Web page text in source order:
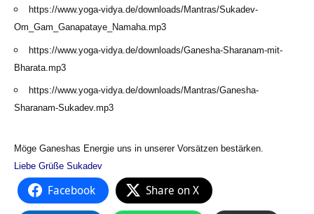
https://www.yoga-vidya.de/downloads/Mantras/Sukadev-
Om_Gam_Ganapataye_Namaha.mp3
https://www.yoga-vidya.de/downloads/Ganesha-Sharanam-mit-
Bharata.mp3
https://www.yoga-vidya.de/downloads/Mantras/Ganesha-
Sharanam-Sukadev.mp3
Möge Ganeshas Energie uns in unserer Vorsätzen bestärken.
Liebe Grüße Sukadev
Facebook Share on X